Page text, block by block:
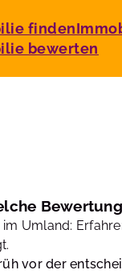
finden
bewerten
Umland:
vor der